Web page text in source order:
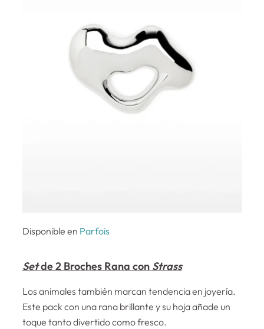
Disponible en Parfois
Setde 2 Broches Rana con Strass
Los animales también marcan tendencia en joyería.
Este pack con una rana brillante y su hoja añade un
toque tanto divertido como fresco.